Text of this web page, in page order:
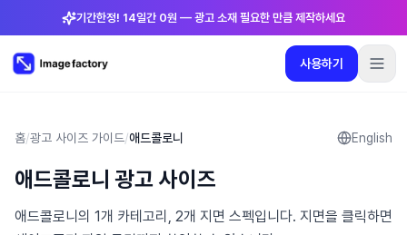
기간한정! 14일간 0원 — 광고 소재 필요한 만큼 제작하세요
사용하기 플러그인 🇰🇷 한국어
사용하기
요금제
플러그인
홈/광고 사이즈 가이드/애드콜로니 English
애드콜로니 광고 사이즈
애드콜로니의 1개 카테고리, 2개 지면 스펙입니다. 지면을 클릭하면